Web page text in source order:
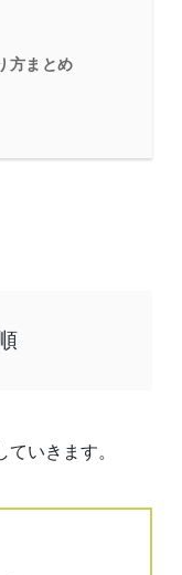
方まとめ
いきます。